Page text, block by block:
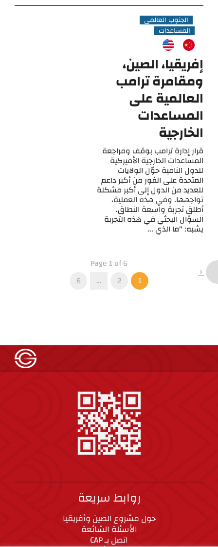
الجنوب العالمي
المساعدات
إفريقيا، الصين،
ومقامرة ترامب
العالمية على
المساعدات
الخارجية
قرار إدارة ترامب بوقف ومراجعة
المساعدات الخارجية الأميركية
للدول النامية حوّل الولايات
المتحدة على الفور من أكبر داعم
للعديد من الدول إلى أكبر مشكلة
تواجهها. وفي هذه العملية،
أطلق تجربة واسعة النطاق.
السؤال البحثي في هذه التجربة
يشبه: "ما الذي ...
Page 1 of 6
1
2
…
6
روابط سريعة
حول مشروع الصين وأفريقيا
الأسئلة الشائعة
اتصل بـ CAP